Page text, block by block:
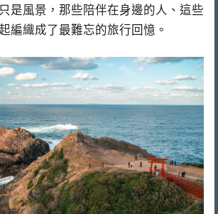
是風景，那些陪伴在身邊的人、這些
編織成了最難忘的旅行回憶。